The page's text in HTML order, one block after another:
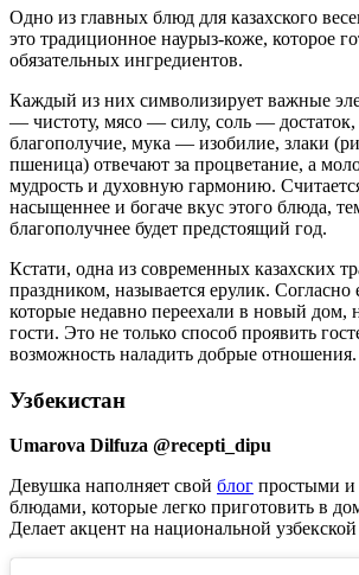
Одно из главных блюд для казахского
это традиционное наурыз-коже, которое
обязательных ингредиентов.
Каждый из них символизирует важные
— чистоту, мясо — силу, соль —
благополучие, мука — изобилие, злаки
пшеница) отвечают за процветание, а
мудрость и духовную гармонию.
насыщеннее и богаче вкус этого блюда,
благополучнее будет предстоящий год.
Кстати, одна из современных казахских
праздником, называется ерулик. Согласно
которые недавно переехали в новый дом,
гости. Это не только способ проявить
возможность наладить добрые отношения.
Узбекистан
Umarova Dilfuza @recepti_dipu
Девушка наполняет свой блог простыми
блюдами, которые легко приготовить в
Делает акцент на национальной